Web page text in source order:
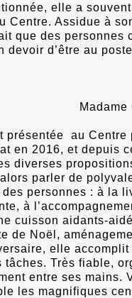
elle a
Centre. Assidue à
que des personnes
devoir d’être au
présentée au Centre
en 2016, et depuis
diverses
parler de
personnes : à la
à
cuisson aidants-
de Noël,
elle accomplit
tâches. Très fiable,
entre ses mains.
les magnifiques